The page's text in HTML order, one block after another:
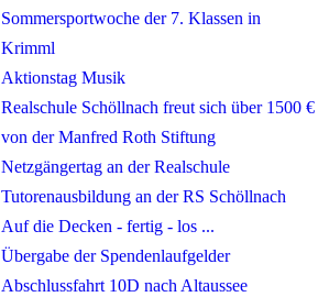
Sommersportwoche der 7. Klassen in
Krimml
Aktionstag Musik
Realschule Schöllnach freut sich über 1500 €
von der Manfred Roth Stiftung
Netzgängertag an der Realschule
Tutorenausbildung an der RS Schöllnach
Auf die Decken - fertig - los ...
Übergabe der Spendenlaufgelder
Abschlussfahrt 10D nach Altaussee